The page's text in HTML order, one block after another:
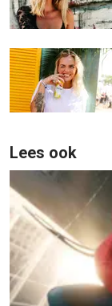
Lees ook